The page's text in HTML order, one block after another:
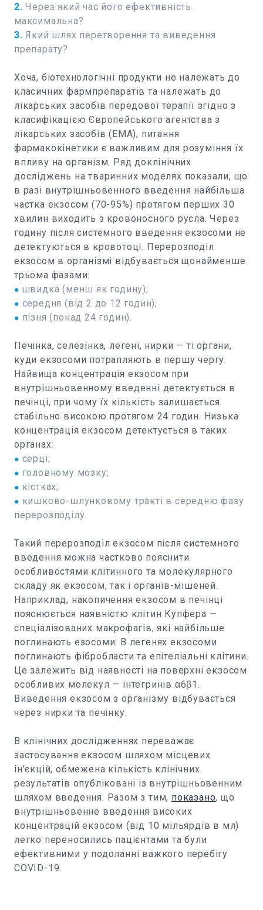
2. Через який час його ефективність
максимальна?
3. Який шлях перетворення та виведення
препарату?
Хоча, біотехнологічні продукти не належать до
класичних фармпрепаратів та належать до
лікарських засобів передової терапії згідно з
класифікацією Європейського агентства з
лікарських засобів (EMA), питання
фармакокінетики є важливим для розуміння їх
впливу на організм. Ряд доклінічних
досліджень на тваринних моделях показали, що
в разі внутрішньовенного введення найбільша
частка екзосом (70-95%) протягом перших 30
хвилин виходить з кровоносного русла. Через
годину після системного введення екзосоми не
детектуються в кровотоці. Перерозподіл
екзосом в організмі відбувається щонайменше
трьома фазами:
● швидка (менш як годину);
● середня (від 2 до 12 годин);
● пізня (понад 24 годин).
Печінка, селезінка, легені, нирки — ті органи,
куди екзосоми потрапляють в першу чергу.
Найвища концентрація екзосом при
внутрішньовенному введенні детектується в
печінці, при чому їх кількість залишається
стабільно високою протягом 24 годин. Низька
концентрація екзосом детектується в таких
органах:
● серці;
● головному мозку;
● кістках;
● кишково-шлунковому тракті в середню фазу
перерозподілу.
Такий перерозподіл екзосом після системного
введення можна частково пояснити
особливостями клітинного та молекулярного
складу як екзосом, так і органів-мішеней.
Наприклад, накопичення екзосом в печінці
пояснюється наявністю клітин Купфера —
спеціалізованих макрофагів, які найбільше
поглинають езосоми. В легенях екзосоми
поглинають фібробласти та епітеліальні клітини.
Це залежить від наявності на поверхні екзосом
особливих молекул — інтегринів α6β1.
Виведення екзосом з організму відбувається
через нирки та печінку.
В клінічних дослідженнях переважає
застосування екзосом шляхом місцевих
ін’єкцій, обмежена кількість клінічних
результатів опубліковані із внутрішньовенним
шляхом введення. Разом з тим, показано, що
внутрішньовенне введення високих
концентрацій екзосом (від 10 мільярдів в мл)
легко переносились пацієнтами та були
ефективними у подоланні важкого перебігу
COVID-19.